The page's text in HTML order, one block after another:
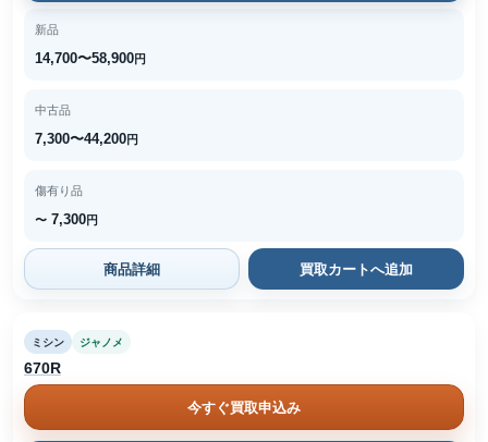
新品
14,700〜58,900円
中古品
7,300〜44,200円
傷有り品
〜 7,300円
商品詳細 買取カートへ追加
ミシン ジャノメ
670R
今すぐ買取申込み